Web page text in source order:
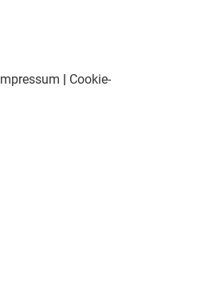
Impressum
Cookie-